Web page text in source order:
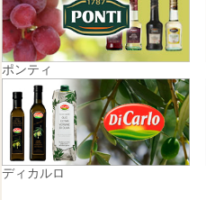
ポンティ
ディカルロ